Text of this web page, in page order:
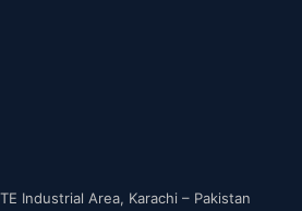
Industrial Area, Karachi – Pakistan